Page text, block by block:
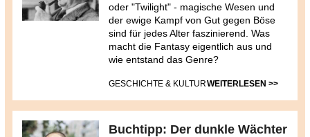
oder "Twilight" - magische Wesen und
der ewige Kampf von Gut gegen Böse
sind für jedes Alter faszinierend. Was
macht die Fantasy eigentlich aus und
wie entstand das Genre?
GESCHICHTE & KULTURWEITERLESEN >>
Buchtipp: Der dunkle Wächter